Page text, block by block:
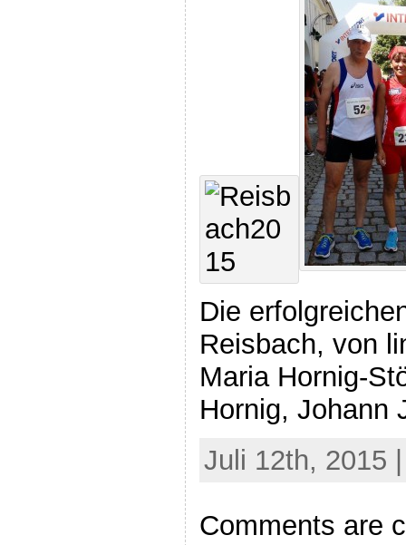
Die
Reisbach, von
Maria Hornig-
Hornig, Johann
Juli 12th, 2015
Comments are